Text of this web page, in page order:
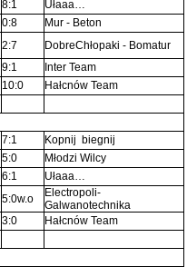
8:1
Ułaaa…
0:8
Mur - Beton
2:7
DobreChłopaki - Bomatur
9:1
Inter Team
10:0 Hałcnów Team
7:1
Kopnij biegnij
5:0
Młodzi Wilcy
6:1
Ułaaa…
5:0w.o
Electropoli-
Galwanotechnika
3:0 Hałcnów Team